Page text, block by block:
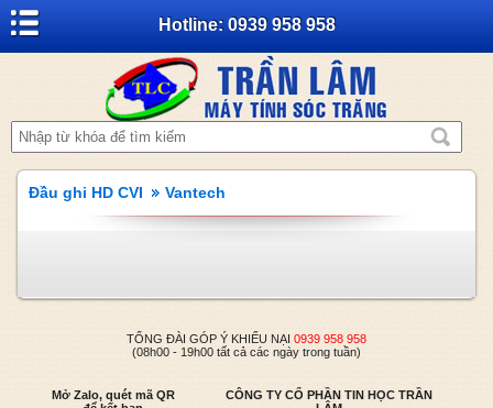
Hotline: 0939 958 958
Đầu ghi HD CVI Vantech
TỔNG ĐÀI GÓP Ý KHIẾU NẠI 0939 958 958
(08h00 - 19h00 tất cả các ngày trong tuần)
Mở Zalo, quét mã QR
CÔNG TY CỔ PHẦN TIN HỌC TRẦN